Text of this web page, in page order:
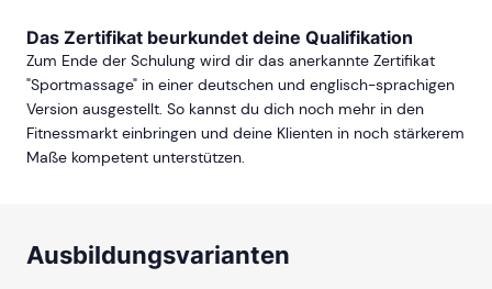
Das Zertifikat beurkundet deine Qualifikation
Zum Ende der Schulung wird dir das anerkannte Zertifikat
"Sportmassage" in einer deutschen und englisch-sprachigen
Version ausgestellt. So kannst du dich noch mehr in den
Fitnessmarkt einbringen und deine Klienten in noch stärkerem
Maße kompetent unterstützen.
Ausbildungsvarianten